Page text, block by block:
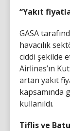
“Yakıt
GASA
havacılık
ciddi şekilde
Airlines’ın
artan yakıt
kapsamında
kullanıldı.
Tiflis ve